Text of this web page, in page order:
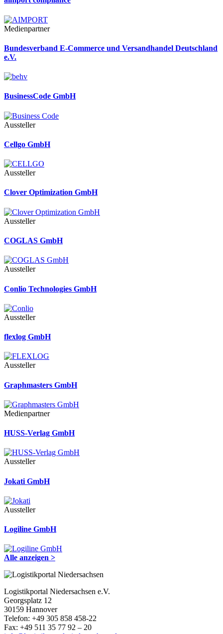
Medienpartner
Bundesverband E-Commerce und Versandhandel Deutschland
e.V.
BusinessCode GmbH
Aussteller
Cellgo GmbH
Aussteller
Clover Optimization GmbH
Aussteller
COGLAS GmbH
Aussteller
Conlio Technologies GmbH
Aussteller
flexlog GmbH
Aussteller
Graphmasters GmbH
Medienpartner
HUSS-Verlag GmbH
Aussteller
Jokati GmbH
Aussteller
Logiline GmbH
Alle anzeigen >
Logistikportal Niedersachsen e.V.
Georgsplatz 12
30159 Hannover
Telefon: +49 305 858 458-22
Fax: +49 511 35 77 92 – 20